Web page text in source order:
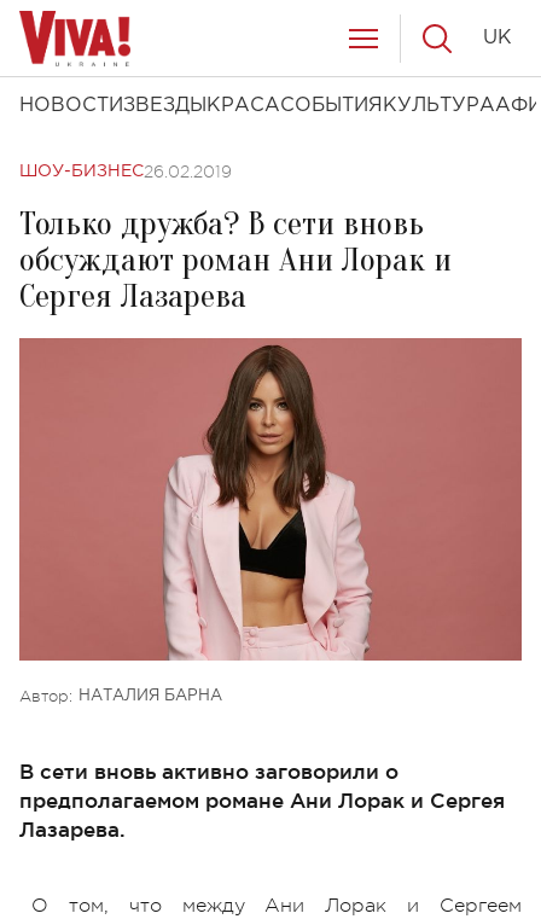
НОВОСТИ ЗВЕЗДЫ КРАСАСОБЫТИЯ КУЛЬТУРА
UK
ШОУ-БИЗНЕС26.02.2019
Только дружба? В сети вновь
обсуждают роман Ани Лорак и
Сергея Лазарева
Автор: НАТАЛИЯ БАРНА
В сети вновь активно заговорили о
предполагаемом романе Ани Лорак и Сергея
Лазарева.
О том, что между Ани Лорак и Сергеем